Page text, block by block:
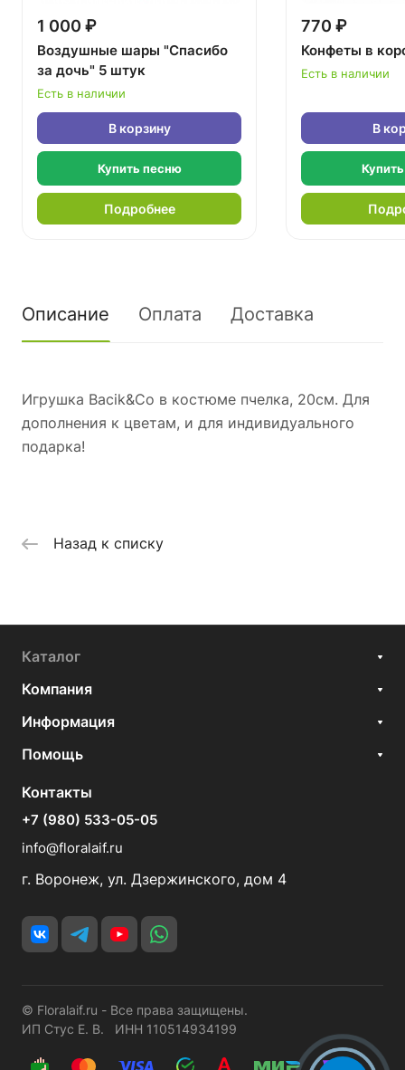
1 000 ₽
Воздушные шары "Спасибо
за дочь" 5 штук
Есть в наличии
В корзину
Купить песню
Подробнее
770 ₽
Конфеты в
Есть в наличии
В
Описание Оплата Доставка
Игрушка Bacik&Co в костюме пчелка, 20см. Для
дополнения к цветам, и для индивидуального
подарка!
Назад к списку
Каталог
Компания
Информация
Помощь
Контакты
+7 (980) 533-05-05
info@floralaif.ru
г. Воронеж, ул. Дзержинского, дом 4
© Floralaif.ru - Все права защищены.
ИП Стус Е. В. ИНН 110514934199